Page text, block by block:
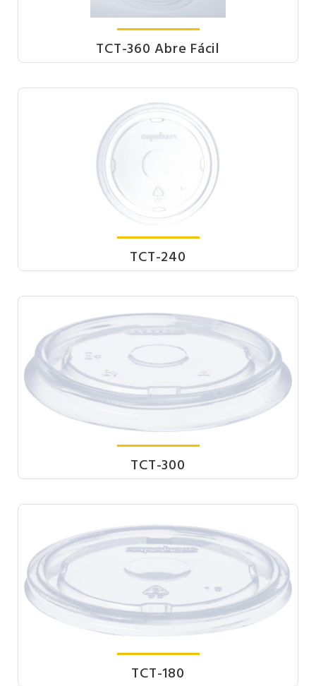
TCT-360 Abre Fácil
TCT-240
TCT-300
TCT-180